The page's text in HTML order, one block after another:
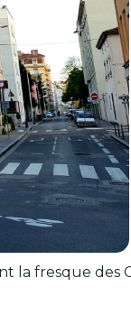
la fresque des